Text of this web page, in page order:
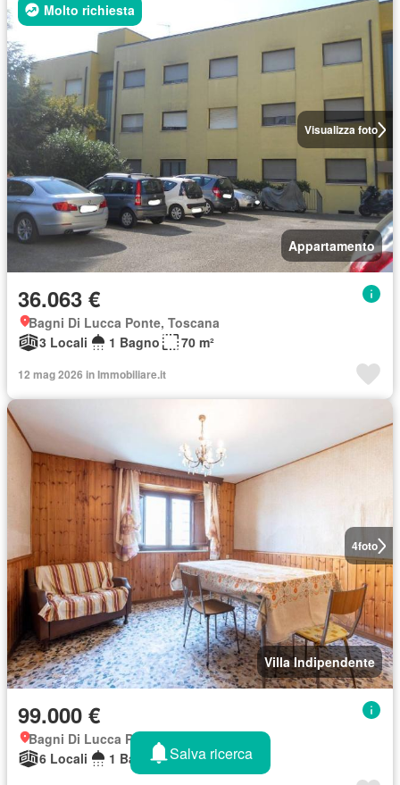
Visualizza foto
Molto richiesta
Appartamento
36.063 €
Bagni Di Lucca Ponte, Toscana
3 Locali
1 Bagno 70 m²
12 mag 2026 in Immobiliare.it
4foto
Villa Indipendente
99.000 €
Bagni Di Lucca Ponte, Toscana
6 Locali
1 Bagno 180 m²
Salva ricerca